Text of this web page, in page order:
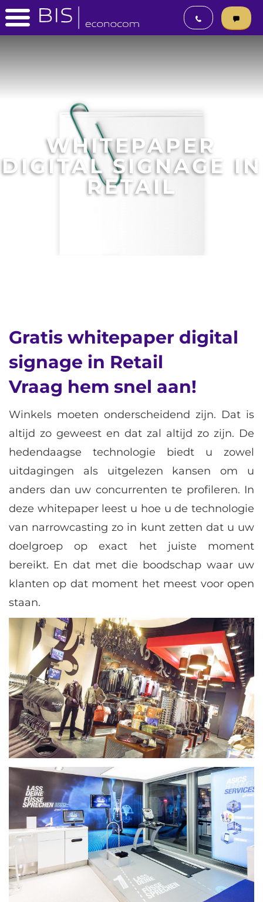
WHITEPAPER
DIGITAL SIGNAGE IN
RETAIL
Gratis whitepaper digital
signage in Retail
Vraag hem snel aan!
Winkels moeten onderscheidend zijn. Dat is
altijd zo geweest en dat zal altijd zo zijn. De
hedendaagse technologie biedt u zowel
uitdagingen als uitgelezen kansen om u
anders dan uw concurrenten te profileren. In
deze whitepaper leest u hoe u de technologie
van narrowcasting zo in kunt zetten dat u uw
doelgroep op exact het juiste moment
bereikt. En dat met die boodschap waar uw
klanten op dat moment het meest voor open
staan.